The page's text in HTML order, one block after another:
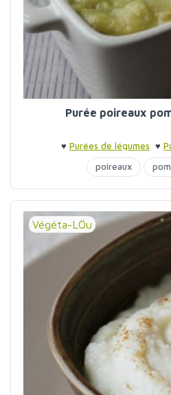
Purée poireaux
♥ Purées de légumes ♥
poireaux
Végéta-LÖu